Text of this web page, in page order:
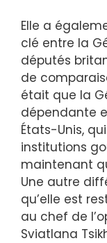
Elle a
clé entre la
députés
de
était que la
dépendante
États-Unis,
institutions
maintenant
Une autre
qu’elle est
au chef de
Sviatlana